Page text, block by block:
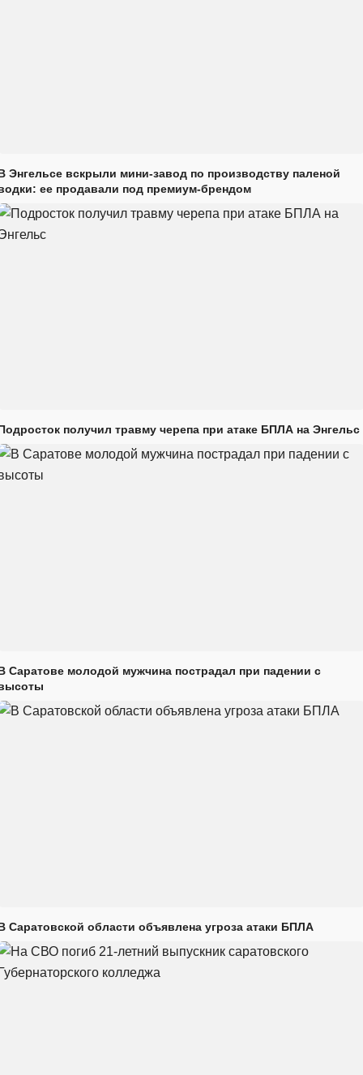
Энгельсе вскрыли мини-завод по производству паленой
ее продавали под премиум-брендом
получил травму черепа при атаке БПЛА на Энгельс
Саратове молодой мужчина пострадал при падении с
Саратовской области объявлена угроза атаки БПЛА